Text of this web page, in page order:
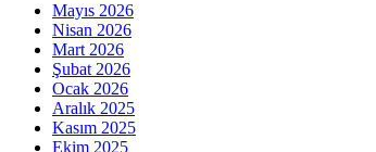
Mayıs 2026
Nisan 2026
Mart 2026
Şubat 2026
Ocak 2026
Aralık 2025
Kasım 2025
Ekim 2025